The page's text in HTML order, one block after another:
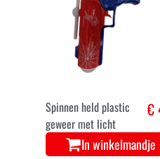
Spinnen held plastic
geweer met licht
€
In winkelmandje